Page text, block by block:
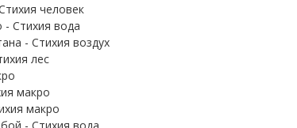
человек
- Стихия вода
- Стихия воздух
лес
макро
макро